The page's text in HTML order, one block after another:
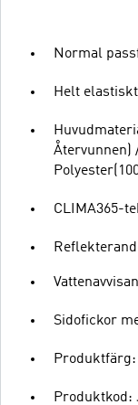
Normal
Helt
Återvunnen)
CLIMA365-
Sidofickor
Produktkod: